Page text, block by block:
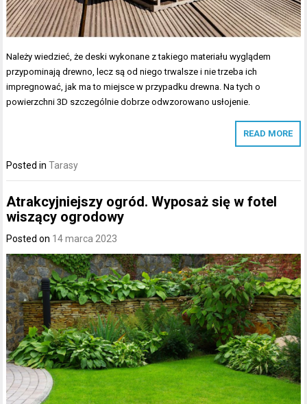
Należy wiedzieć, że deski wykonane z takiego materiału wyglądem
przypominają drewno, lecz są od niego trwalsze i nie trzeba ich
impregnować, jak ma to miejsce w przypadku drewna. Na tych o
powierzchni 3D szczególnie dobrze odwzorowano usłojenie.
READ MORE
Posted inTarasy
Atrakcyjniejszy ogród. Wyposaż się w fotel
wiszący ogrodowy
Posted on 14 marca 2023